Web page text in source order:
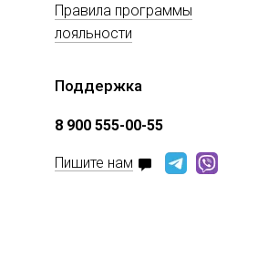
Правила программы
лояльности
Поддержка
8 900 555-00-55
Пишите нам